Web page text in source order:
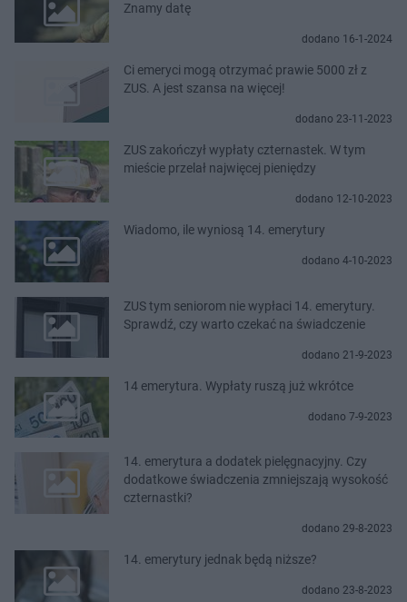
Znamy datę
dodano 16-1-2024
Ci emeryci mogą otrzymać prawie 5000 zł z
ZUS. A jest szansa na więcej!
dodano 23-11-2023
ZUS zakończył wypłaty czternastek. W tym
mieście przelał najwięcej pieniędzy
dodano 12-10-2023
Wiadomo, ile wyniosą 14. emerytury
dodano 4-10-2023
ZUS tym seniorom nie wypłaci 14. emerytury.
Sprawdź, czy warto czekać na świadczenie
dodano 21-9-2023
14 emerytura. Wypłaty ruszą już wkrótce
dodano 7-9-2023
14. emerytura a dodatek pielęgnacyjny. Czy
dodatkowe świadczenia zmniejszają wysokość
czternastki?
dodano 29-8-2023
14. emerytury jednak będą niższe?
dodano 23-8-2023